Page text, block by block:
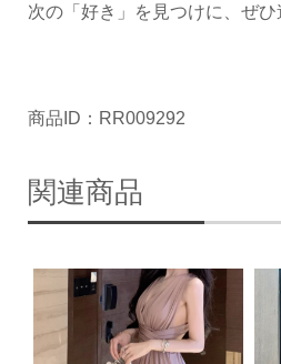
次の「好き」を見つけに、ぜ
商品ID：RR009292
関連商品